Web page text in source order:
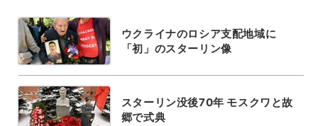
ウクライナのロシア支配地域に
「初」のスターリン像
スターリン没後70年 モスクワと故
郷で式典